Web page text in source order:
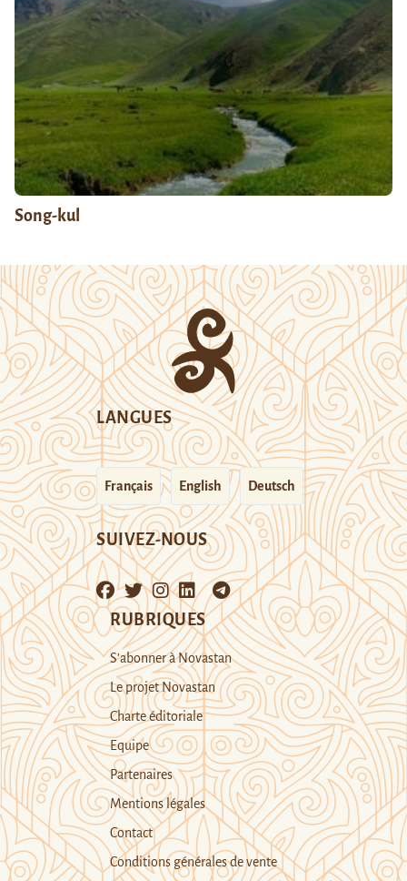
Song-kul
LANGUES
Français English Deutsch
SUIVEZ-NOUS
RUBRIQUES
S’abonner à Novastan
Le projet Novastan
Charte éditoriale
Equipe
Partenaires
Mentions légales
Contact
Conditions générales de vente